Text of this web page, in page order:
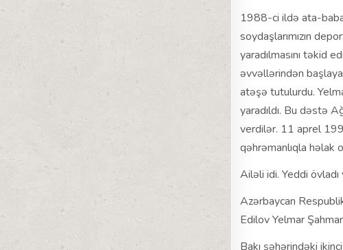
1988-ci ildə ata-
soydaşlarımızın
yaradılmasını təkid
əvvəllərindən
atəşə tutulurdu.
yaradıldı. Bu dəstə
verdilər. 11 aprel
qəhrəmanlıqla həlak
Ailəli idi. Yeddi övladı
Azərbaycan
Edilov Yelmar
Bakı şəhərindəki